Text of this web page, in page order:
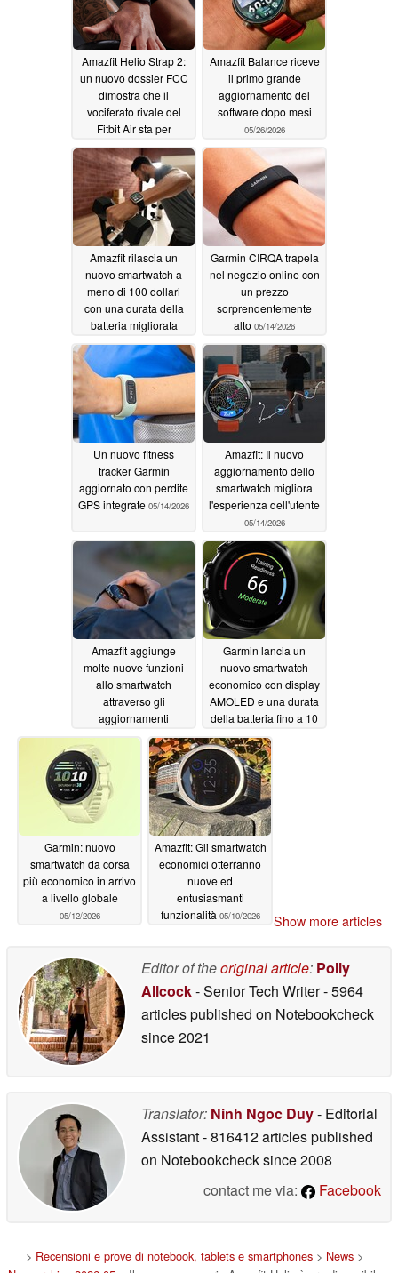
Amazfit Helio Strap 2:
un nuovo dossier FCC
dimostra che il
vociferato rivale del
Fitbit Air sta per
arrivare05/28/2026
Amazfit Balance riceve
il primo grande
aggiornamento del
software dopo mesi
05/26/2026
Amazfit rilascia un
nuovo smartwatch a
meno di 100 dollari
con una durata della
batteria migliorata
05/20/2026
Garmin CIRQA trapela
nel negozio online con
un prezzo
sorprendentemente
alto 05/14/2026
Un nuovo fitness
tracker Garmin
aggiornato con perdite
GPS integrate 05/14/2026
Amazfit: Il nuovo
aggiornamento dello
smartwatch migliora
l'esperienza dell'utente
05/14/2026
Amazfit aggiunge
molte nuove funzioni
allo smartwatch
attraverso gli
aggiornamenti
05/13/2026
Garmin lancia un
nuovo smartwatch
economico con display
AMOLED e una durata
della batteria fino a 10
giorni05/12/2026
Garmin: nuovo
smartwatch da corsa
più economico in arrivo
a livello globale
05/12/2026
Amazfit: Gli smartwatch
economici otterranno
nuove ed
entusiasmanti
funzionalità 05/10/2026 Show more articles
Editor of theoriginal article: Polly
Allcock- Senior Tech Writer- 5964
articles published on Notebookcheck
since 2021
Translator: Ninh Ngoc Duy- Editorial
Assistant- 816412 articles published
on Notebookchecksince 2008
contact me via:
Facebook
> Recensioni e prove di notebook, tablets e smartphones > News >